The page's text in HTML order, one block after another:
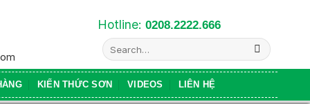
Hotline: 0208.2222.666
Search
for:
KIẾN THỨC SƠN VIDEOS LIÊN HỆ